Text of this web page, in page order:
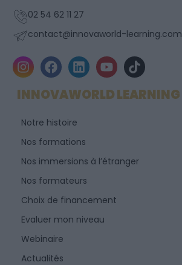
02 54 62 11 27
contact@innovaworld-learning.com
I
n
s
t
g
r
m
F
a
c
e
o
o
L
i
n
k
i
Y
o
u
t
T
i
k
t
INNOVAWORLD LEARNING
Notre histoire
Nos formations
Nos immersions à l’étranger
Nos formateurs
Choix de financement
Evaluer mon niveau
Webinaire
Actualités